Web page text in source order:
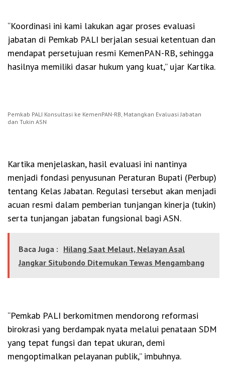
“Koordinasi ini kami lakukan agar proses evaluasi
jabatan di Pemkab PALI berjalan sesuai ketentuan dan
mendapat persetujuan resmi KemenPAN-RB, sehingga
hasilnya memiliki dasar hukum yang kuat,” ujar Kartika.
Pemkab PALI Konsultasi ke KemenPAN-RB, Matangkan Evaluasi Jabatan
dan Tukin ASN
Kartika menjelaskan, hasil evaluasi ini nantinya
menjadi fondasi penyusunan Peraturan Bupati (Perbup)
tentang Kelas Jabatan. Regulasi tersebut akan menjadi
acuan resmi dalam pemberian tunjangan kinerja (tukin)
serta tunjangan jabatan fungsional bagi ASN.
Baca Juga : Hilang Saat Melaut, Nelayan Asal
Jangkar Situbondo Ditemukan Tewas Mengambang
“Pemkab PALI berkomitmen mendorong reformasi
birokrasi yang berdampak nyata melalui penataan SDM
yang tepat fungsi dan tepat ukuran, demi
mengoptimalkan pelayanan publik,” imbuhnya.